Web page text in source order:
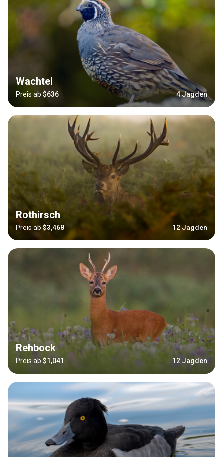
Wachtel
Preis ab $636 4 Jagden
Rothirsch
Preis ab $3,468 12 Jagden
Rehbock
Preis ab $1,041 12 Jagden